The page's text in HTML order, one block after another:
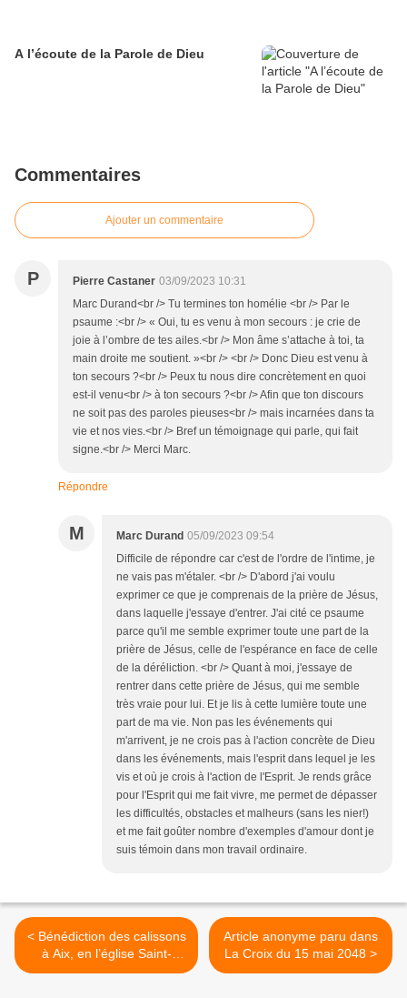
A l’écoute de la Parole de Dieu
Commentaires
Ajouter un commentaire
P Pierre Castaner 03/09/2023 10:31
Marc Durand<br /> Tu termines ton homélie <br /> Par le
psaume :<br /> « Oui, tu es venu à mon secours : je crie de
joie à l’ombre de tes ailes.<br /> Mon âme s’attache à toi, ta
main droite me soutient. »<br /> <br /> Donc Dieu est venu à
ton secours ?<br /> Peux tu nous dire concrètement en quoi
est-il venu<br /> à ton secours ?<br /> Afin que ton discours
ne soit pas des paroles pieuses<br /> mais incarnées dans ta
vie et nos vies.<br /> Bref un témoignage qui parle, qui fait
signe.<br /> Merci Marc.
Répondre
M Marc Durand 05/09/2023 09:54
Difficile de répondre car c'est de l'ordre de l'intime, je
ne vais pas m'étaler. <br /> D'abord j'ai voulu
exprimer ce que je comprenais de la prière de Jésus,
dans laquelle j'essaye d'entrer. J'ai cité ce psaume
parce qu'il me semble exprimer toute une part de la
prière de Jésus, celle de l'espérance en face de celle
de la déréliction. <br /> Quant à moi, j'essaye de
rentrer dans cette prière de Jésus, qui me semble
très vraie pour lui. Et je lis à cette lumière toute une
part de ma vie. Non pas les événements qui
m'arrivent, je ne crois pas à l'action concrète de Dieu
dans les événements, mais l'esprit dans lequel je les
vis et où je crois à l'action de l'Esprit. Je rends grâce
pour l'Esprit qui me fait vivre, me permet de dépasser
les difficultés, obstacles et malheurs (sans les nier!)
et me fait goûter nombre d'exemples d'amour dont je
suis témoin dans mon travail ordinaire.
< Bénédiction des calissons
à Aix, en l’église Saint-
Jean-de-Malte
Article anonyme paru dans
La Croix du 15 mai 2048 >